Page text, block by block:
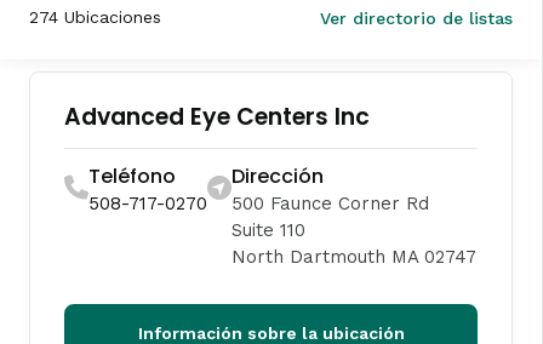
274 Ubicaciones Ver directorio de listas
Advanced Eye Centers Inc
Teléfono
508-717-0270
Dirección
500 Faunce Corner Rd
Suite 110
North Dartmouth MA 02747
Información sobre la ubicación